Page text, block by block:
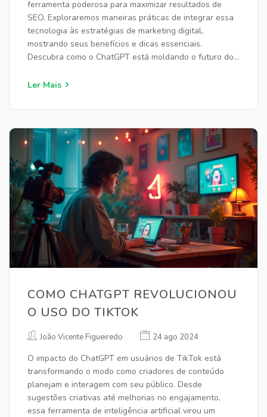
ferramenta poderosa para maximizar resultados de
SEO. Exploraremos maneiras práticas de integrar essa
tecnologia às estratégias de marketing digital,
mostrando seus benefícios e dicas essenciais.
Descubra como o ChatGPT está moldando o futuro do
Ler Mais
COMO CHATGPT REVOLUCIONOU
O USO DO TIKTOK
João Vicente Figueiredo 24 ago 2024
O impacto do ChatGPT em usuários de TikTok está
transformando o modo como criadores de conteúdo
planejam e interagem com seu público. Desde
sugestões criativas até melhorias no engajamento,
essa ferramenta de inteligência artificial virou um